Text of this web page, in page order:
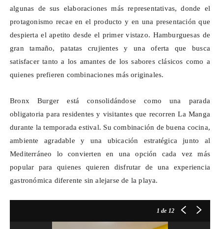
algunas de sus elaboraciones más representativas, donde el
protagonismo recae en el producto y en una presentación que
despierta el apetito desde el primer vistazo. Hamburguesas de
gran tamaño, patatas crujientes y una oferta que busca
satisfacer tanto a los amantes de los sabores clásicos como a
quienes prefieren combinaciones más originales.
Bronx Burger está consolidándose como una parada
obligatoria para residentes y visitantes que recorren La Manga
durante la temporada estival. Su combinación de buena cocina,
ambiente agradable y una ubicación estratégica junto al
Mediterráneo lo convierten en una opción cada vez más
popular para quienes quieren disfrutar de una experiencia
gastronómica diferente sin alejarse de la playa.
1 de 12